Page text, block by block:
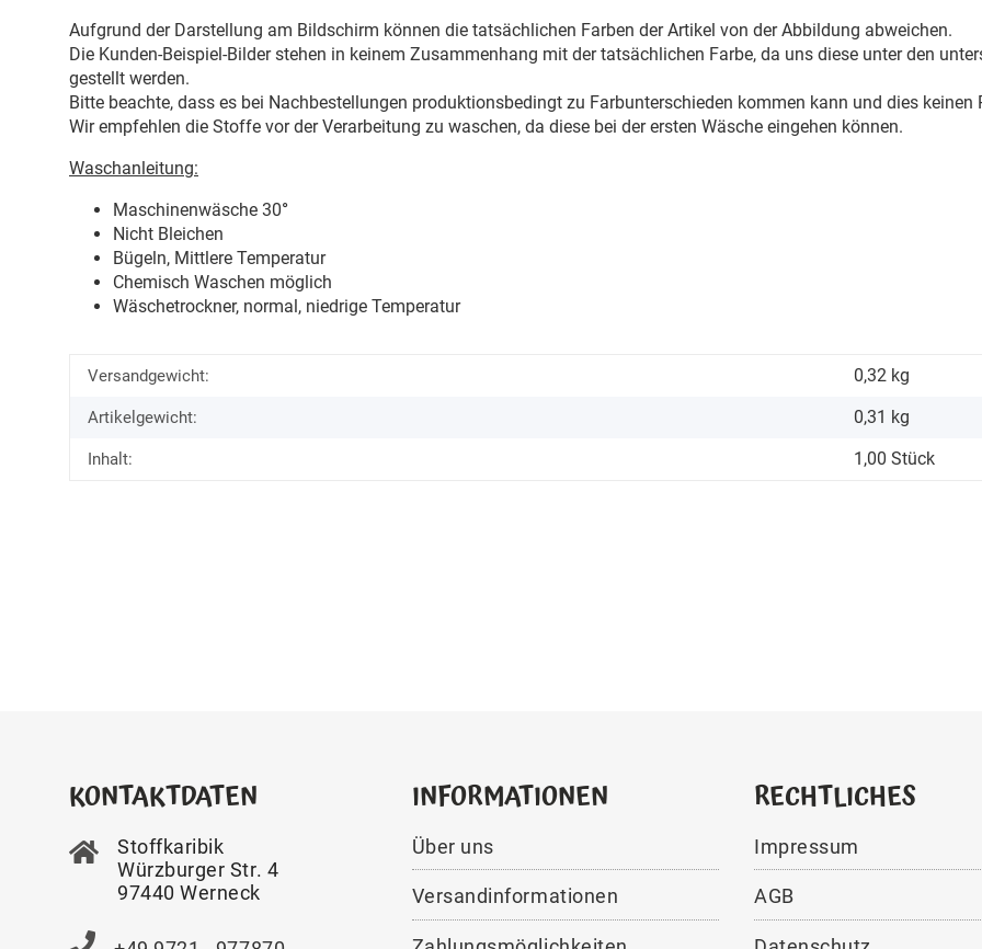
Aufgrund der Darstellung am Bildschirm können die tatsächlichen Farben der Artikel von der Abbildung abweichen.
Die Kunden-Beispiel-Bilder stehen in keinem Zusammenhang mit der tatsächlichen Farbe, da uns diese unter den
gestellt werden.
Bitte beachte, dass es bei Nachbestellungen produktionsbedingt zu Farbunterschieden kommen kann und dies
Wir empfehlen die Stoffe vor der Verarbeitung zu waschen, da diese bei der ersten Wäsche eingehen können.
Waschanleitung:
Maschinenwäsche 30°
Nicht Bleichen
Bügeln, Mittlere Temperatur
Chemisch Waschen möglich
Wäschetrockner, normal, niedrige Temperatur
Versandgewicht: 0,32 kg
Artikelgewicht: 0,31 kg
Inhalt: 1,00 Stück
KONTAKTDATEN
Stoffkaribik
Würzburger Str. 4
97440 Werneck
INFORMATIONEN
Über uns
Versandinformationen
RECHTLICHES
Impressum
AGB